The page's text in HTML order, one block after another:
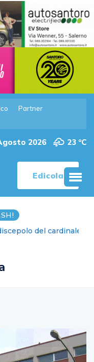
Partner
2026 23 °C
Edicola
del cardinale